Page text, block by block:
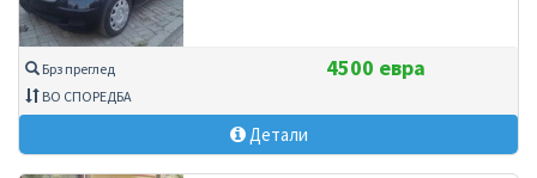
Брз преглед
ВО СПОРЕДБА
4500 евра
Детали